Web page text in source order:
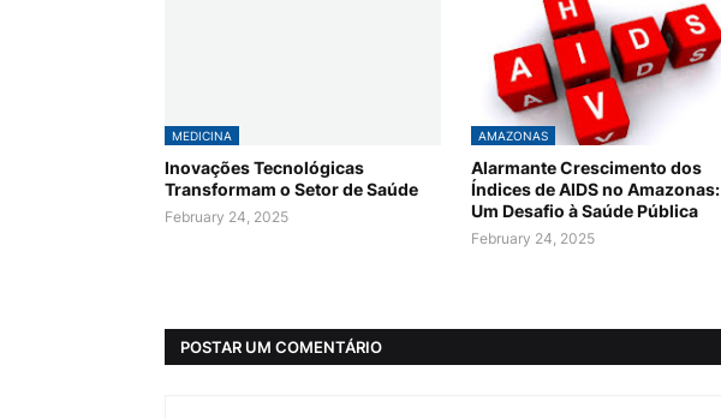
MEDICINA
Inovações Tecnológicas
Transformam o Setor de Saúde
February 24, 2025
AMAZONAS
Alarmante Crescimento dos
Índices de AIDS no Amazonas:
Um Desafio à Saúde Pública
February 24, 2025
POSTAR UM COMENTÁRIO